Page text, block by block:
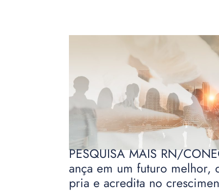
PESQUISA MAIS RN/
ança em um futuro melhor,
pria e acredita no